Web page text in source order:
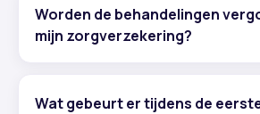
Worden de behandelingen
mijn zorgverzekering?
Wat gebeurt er tijdens de